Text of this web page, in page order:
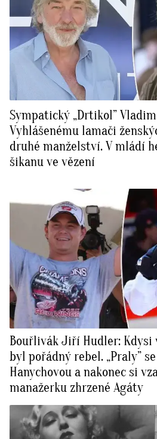
Sympatický „Drtikol”
Vyhlášenému lamači
druhé manželství. V mládí
šikanu ve vězení
Bouřlivák Jiří Hudler:
byl pořádný rebel. „Praly”
Hanychovou a nakonec si
manažerku zhrzené Agáty